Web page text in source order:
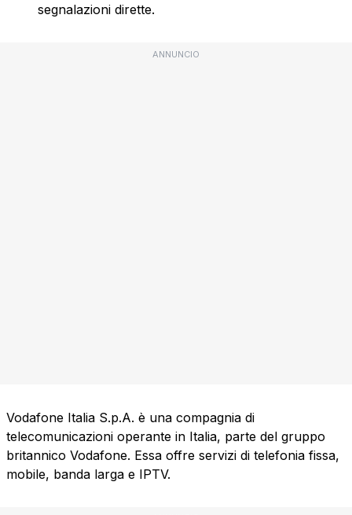
segnalazioni dirette.
ANNUNCIO
Vodafone Italia S.p.A. è una compagnia di
telecomunicazioni operante in Italia, parte del gruppo
britannico Vodafone. Essa offre servizi di telefonia fissa,
mobile, banda larga e IPTV.